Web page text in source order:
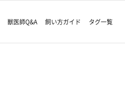
獣医師Q&A 飼い方ガイド タグ一覧